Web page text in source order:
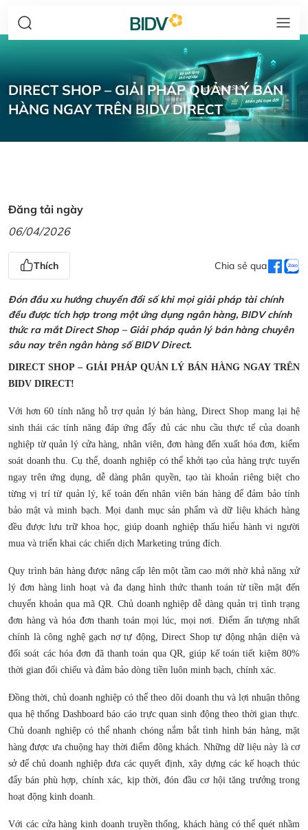
DIRECT SHOP – GIẢI PHÁP QUẢN LÝ BÁN
HÀNG NGAY TRÊN BIDV DIRECT
Đăng tải ngày
06/04/2026
Thích Chia sẻ qua
Đón đầu xu hướng chuyển đổi số khi mọi giải pháp tài chính
đều được tích hợp trong một ứng dụng ngân hàng, BIDV chính
thức ra mắt Direct Shop – Giải pháp quản lý bán hàng chuyên
sâu nay trên ngân hàng số BIDV Direct.
DIRECT SHOP – GIẢI PHÁP QUẢN LÝ BÁN HÀNG NGAY TRÊN
BIDV DIRECT!
Với hơn 60 tính năng hỗ trợ quản lý bán hàng, Direct Shop mang lại hệ
sinh thái các tính năng đáp ứng đẩy đủ các nhu cầu thực tế của doanh
nghiệp từ quản lý cửa hàng, nhân viên, đơn hàng đến xuất hóa đơn, kiểm
soát doanh thu. Cụ thể, doanh nghiệp có thể khởi tạo của hàng trực tuyến
ngay trên ứng dụng, dễ dàng phân quyền, tạo tài khoản riêng biệt cho
từng vị trí từ quản lý, kế toán đến nhân viên bán hàng để đảm bảo tính
bảo mật và minh bạch. Mọi danh mục sản phẩm và dữ liệu khách hàng
đều được lưu trữ khoa học, giúp doanh nghiệp thấu hiểu hành vi người
mua và triển khai các chiến dịch Marketing trúng đích.
Quy trình bán hàng được nâng cấp lên một tầm cao mới nhờ khả năng xử
lý đơn hàng linh hoạt và đa dạng hình thức thanh toán từ tiền mặt đến
chuyển khoản qua mã QR. Chủ doanh nghiệp dễ dàng quản trị tình trạng
đơn hàng và hóa đơn thanh toán mọi lúc, mọi nơi. Điểm ấn tượng nhất
chính là công nghệ gạch nợ tự động, Direct Shop tự động nhận diện và
đối soát các hóa đơn đã thanh toán qua QR, giúp kế toán tiết kiệm 80%
thời gian đối chiếu và đảm bảo dòng tiền luôn minh bạch, chính xác.
Đồng thời, chủ doanh nghiệp có thể theo dõi doanh thu và lợi nhuận thông
qua hệ thống Dashboard báo cáo trực quan sinh động theo thời gian thực.
Chủ doanh nghiệp có thể nhanh chóng nắm bắt tình hình bán hàng, mặt
hàng được ưa chuộng hay thời điểm đông khách. Những dữ liệu này là cơ
sở để chủ doanh nghiệp đưa các quyết định, xây dựng các kế hoạch thúc
đẩy bán phù hợp, chính xác, kịp thời, đón đầu cơ hội tăng trưởng trong
hoạt động kinh doanh.
Với các cửa hàng kinh doanh truyền thống, khách hàng có thể quét nhầm